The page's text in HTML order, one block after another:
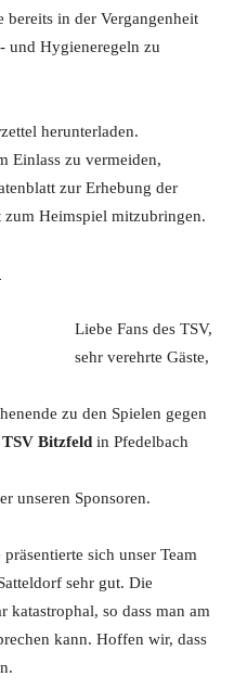
in der Vergangenheit
und Hygieneregeln zu
herunterladen.
Einlass zu vermeiden,
zur Erhebung der
zum Heimspiel mitzubringen.
Liebe Fans des TSV,
sehr verehrte Gäste,
zu den Spielen gegen
TSV Bitzfeld in Pfedelbach
unseren Sponsoren.
sich unser Team
sehr gut. Die
katastrophal, so dass man am
kann. Hoffen wir, dass